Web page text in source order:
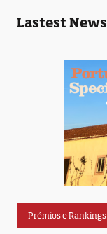
Lastest News
Prémios e Rankings